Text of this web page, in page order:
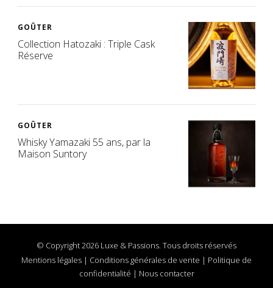
GOÛTER
Collection Hatozaki : Triple Cask
Réserve
GOÛTER
Whisky Yamazaki 55 ans, par la
Maison Suntory
© Copyright 2026 Luxe & Passions. Tous droits réservés
Mentions légales | Conditions générales de vente | Politique de
confidentialité | Nous contacter